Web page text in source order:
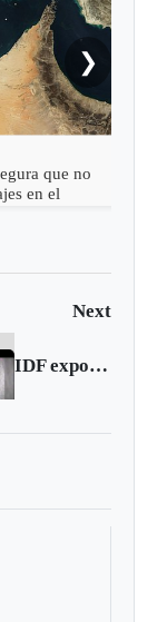
que no
en el
❯
Next
IDF exposes an operational Tunnel Under the Rantisi Hospital